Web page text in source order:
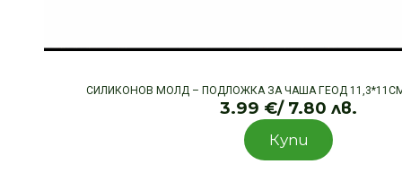
СИЛИКОНОВ МОЛД – ПОДЛОЖКА ЗА ЧАША ГЕОД
3.99 €/ 7.80 лв.
Купи